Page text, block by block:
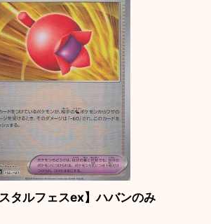
スタルフェスex】ハバンのみ